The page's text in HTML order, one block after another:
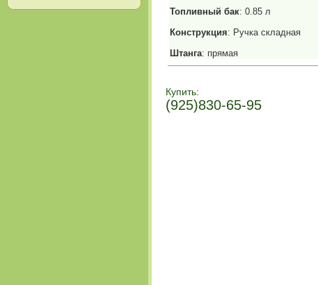
Топливный бак: 0.85 л
Конструкция: Ручка складная
Штанга: прямая
Купить:
(925)830-65-95